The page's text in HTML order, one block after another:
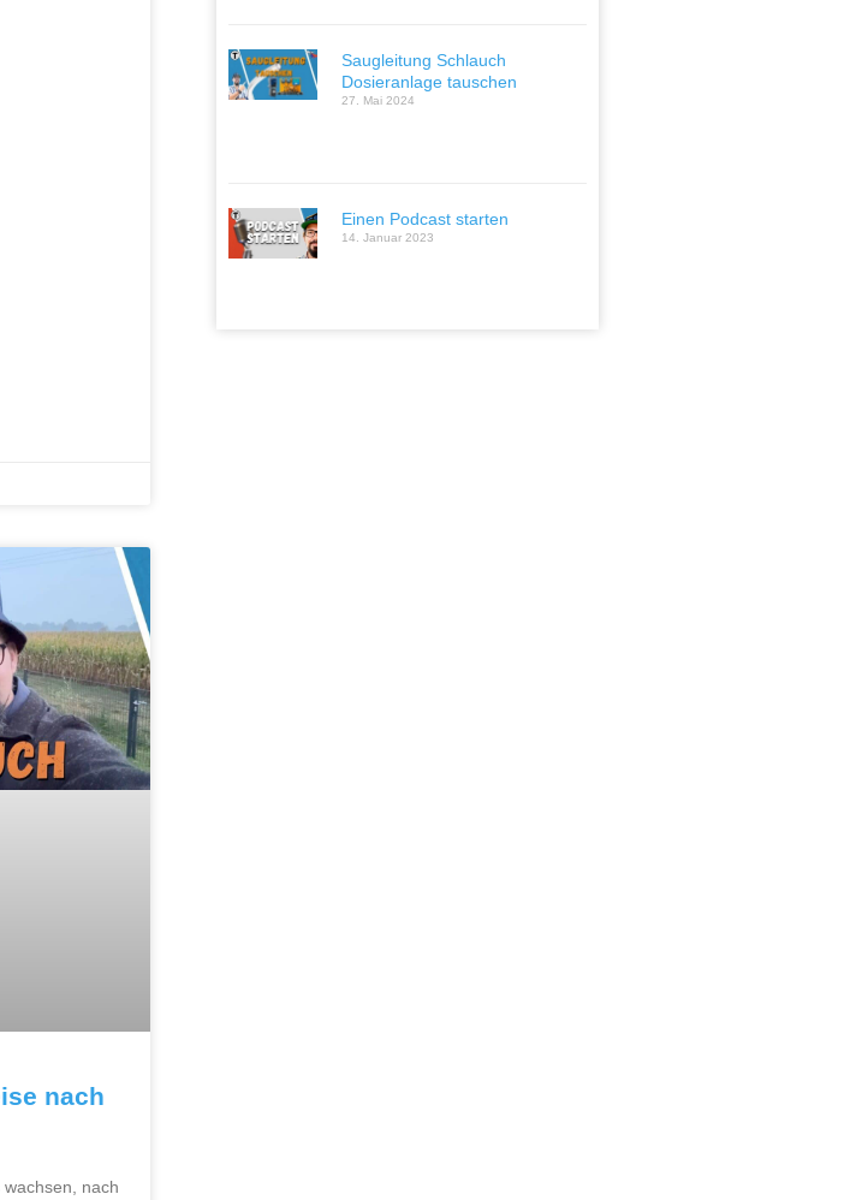
nach
nach
Saugleitung Schlauch
Dosieranlage tauschen
27. Mai 2024
Einen Podcast starten
14. Januar 2023